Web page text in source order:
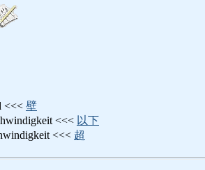
<<< 壁
<<< 以下
<<< 超